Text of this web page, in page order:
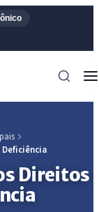
Direitos